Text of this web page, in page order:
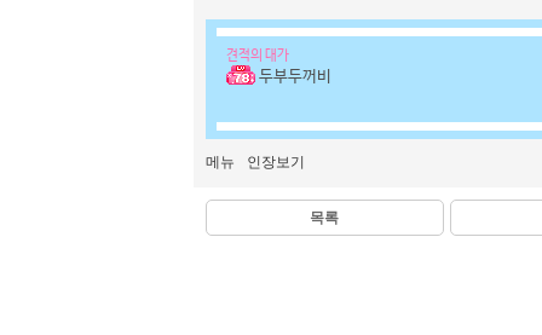
견적의 대가
두부두꺼비
메뉴 인장보기
목록